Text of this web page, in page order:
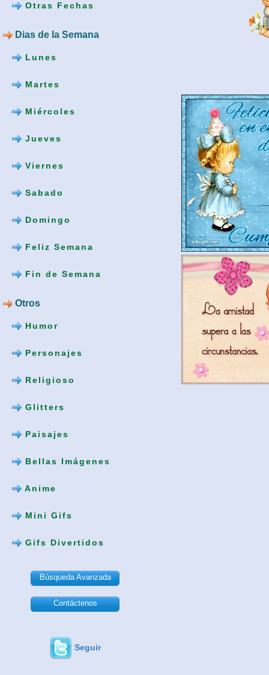
Otras Fechas
Dias de la Semana
Lunes
Martes
Miércoles
Jueves
Viernes
Sabado
Domingo
Feliz Semana
Fin de Semana
Otros
Humor
Personajes
Religioso
Glitters
Paisajes
Bellas Imágenes
Anime
Mini Gifs
Gifs Divertidos
Búsqueda Avanzada
Contáctenos
Seguir